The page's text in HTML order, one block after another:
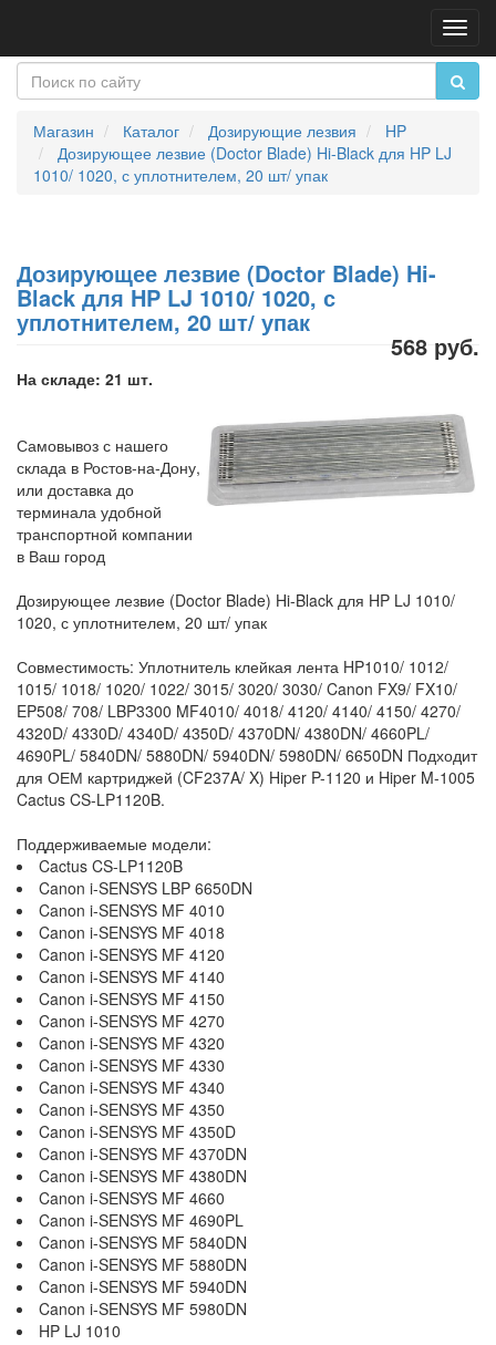
Магазин Каталог Дозирующие лезвия
HP
Дозирующее лезвие (Doctor Blade) Hi-Black для HP LJ
1010/ 1020, с уплотнителем, 20 шт/ упак
Дозирующее лезвие (Doctor Blade) Hi-
Black для HP LJ 1010/ 1020, с
уплотнителем, 20 шт/ упак
568 руб.
На складе: 21 шт.
Самовывоз с нашего
склада в Ростов-на-Дону,
или доставка до
терминала удобной
транспортной компании
в Ваш город
Дозирующее лезвие (Doctor Blade) Hi-Black для HP LJ 1010/
1020, с уплотнителем, 20 шт/ упак
Совместимость: Уплотнитель клейкая лента HP1010/ 1012/
1015/ 1018/ 1020/ 1022/ 3015/ 3020/ 3030/ Canon FX9/ FX10/
EP508/ 708/ LBP3300 MF4010/ 4018/ 4120/ 4140/ 4150/ 4270/
4320D/ 4330D/ 4340D/ 4350D/ 4370DN/ 4380DN/ 4660PL/
4690PL/ 5840DN/ 5880DN/ 5940DN/ 5980DN/ 6650DN Подходит
для ОЕМ картриджей (CF237A/ X) Hiper P-1120 и Hiper M-1005
Cactus CS-LP1120B.
Поддерживаемые модели:
Cactus CS-LP1120B
Canon i-SENSYS LBP 6650DN
Canon i-SENSYS MF 4010
Canon i-SENSYS MF 4018
Canon i-SENSYS MF 4120
Canon i-SENSYS MF 4140
Canon i-SENSYS MF 4150
Canon i-SENSYS MF 4270
Canon i-SENSYS MF 4320
Canon i-SENSYS MF 4330
Canon i-SENSYS MF 4340
Canon i-SENSYS MF 4350
Canon i-SENSYS MF 4350D
Canon i-SENSYS MF 4370DN
Canon i-SENSYS MF 4380DN
Canon i-SENSYS MF 4660
Canon i-SENSYS MF 4690PL
Canon i-SENSYS MF 5840DN
Canon i-SENSYS MF 5880DN
Canon i-SENSYS MF 5940DN
Canon i-SENSYS MF 5980DN
HP LJ 1010